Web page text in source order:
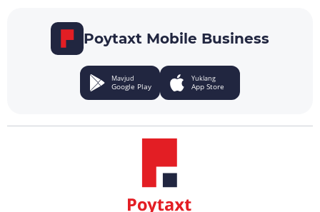
Poytaxt Mobile Business
Mavjud
Google Play
Yuklang
App Store